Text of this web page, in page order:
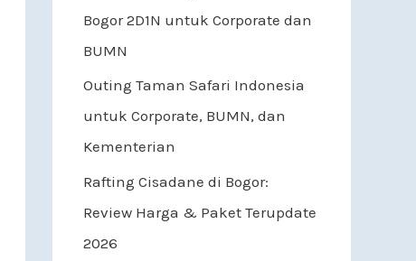
Bogor 2D1N untuk Corporate dan
BUMN
Outing Taman Safari Indonesia
untuk Corporate, BUMN, dan
Kementerian
Rafting Cisadane di Bogor:
Review Harga & Paket Terupdate
2026